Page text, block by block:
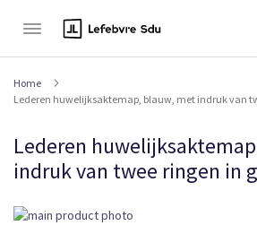
Home
Lederen huwelijksaktemap, blauw, met indruk van
Lederen
indruk van twee ringen in
Ga